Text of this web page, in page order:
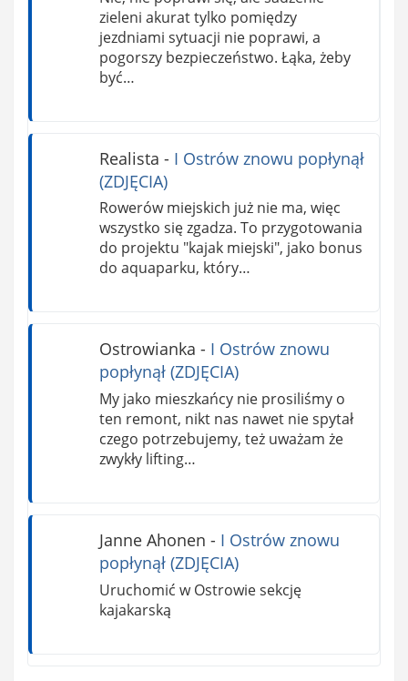
zieleni akurat tylko pomiędzy
jezdniami sytuacji nie poprawi, a
pogorszy bezpieczeństwo. Łąka, żeby
być…
Realista - I Ostrów znowu popłynął
(ZDJĘCIA)
Rowerów miejskich już nie ma, więc
wszystko się zgadza. To przygotowania
do projektu "kajak miejski", jako bonus
do aquaparku, który…
Ostrowianka - I Ostrów znowu
popłynął (ZDJĘCIA)
My jako mieszkańcy nie prosiliśmy o
ten remont, nikt nas nawet nie spytał
czego potrzebujemy, też uważam że
zwykły lifting…
Janne Ahonen - I Ostrów znowu
popłynął (ZDJĘCIA)
Uruchomić w Ostrowie sekcję
kajakarską